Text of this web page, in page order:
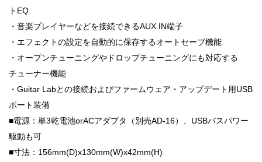
トEQ
・音楽プレイヤーなどを接続できるAUX IN端子
・エフェクトの設定を自動的に保存するオートセーブ機能
・オープンチューニングやドロップチューニングにも対応する
チューナー機能
・Guitar Labとの接続およびファームウェア・アップデート用USB
ポート装備
■電源：単3乾電池orACアダプタ（別売AD-16）、USBバスパワー
駆動も可
■寸法：156mm(D)x130mm(W)x42mm(H)